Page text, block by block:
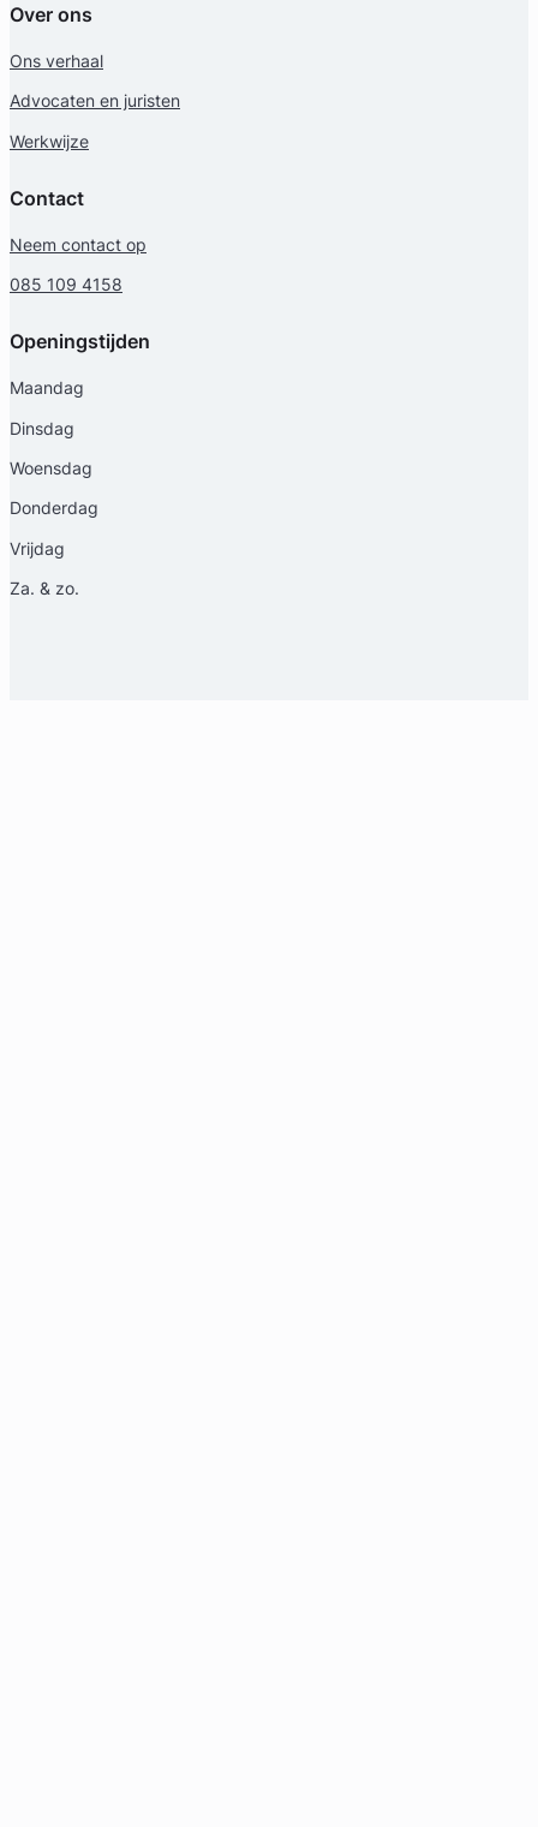
Over ons
Ons verhaal
Advocaten en juristen
Werkwijze
Contact
Neem contact op
085 109 4158
Openingstijden
Maandag
Dinsdag
Woensdag
Donderdag
Vrijdag
Za. & zo.